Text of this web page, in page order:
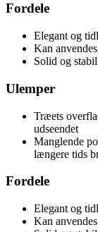
Fordele
Elegant og
Kan
Solid og
Ulemper
Træets
udseendet
Manglende
længere tids
Fordele
Elegant og
Kan